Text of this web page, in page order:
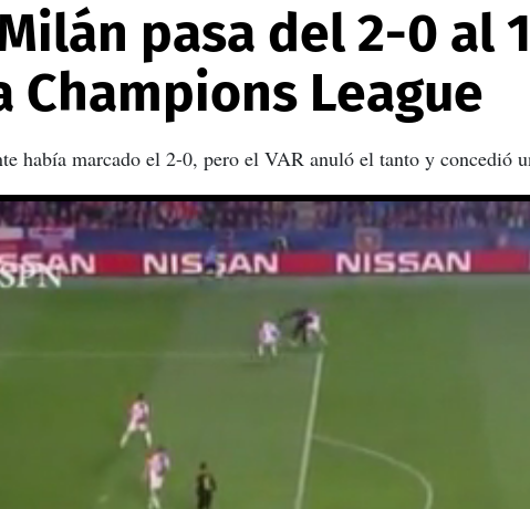
pasa del 2-0 al
Champions League
había marcado el 2-0, pero el VAR anuló el tanto y concedió